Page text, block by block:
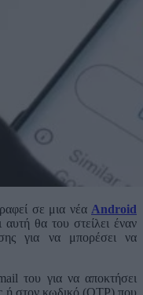
σε μια νέα Android
θα του στείλει έναν
για να μπορέσει να
του για να αποκτήσει